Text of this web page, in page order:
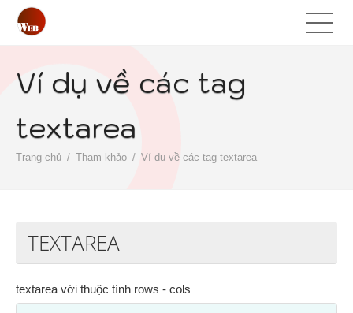
Ví dụ về các tag
textarea
Trang chủ Tham khảo Ví dụ về các tag textarea
TEXTAREA
textarea với thuộc tính rows - cols